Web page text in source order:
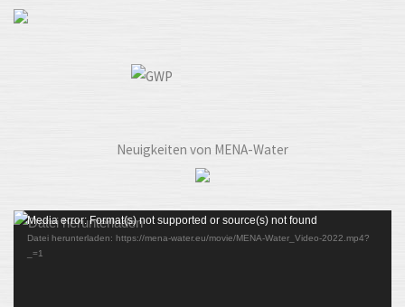
Neuigkeiten von MENA-Water
Video-
Player
Media error: Format(s) not supported or source(s) not found
Datei herunterladen: https://mena-water.eu/movie/MENA-Water_Video-2022.mp4?
_=1